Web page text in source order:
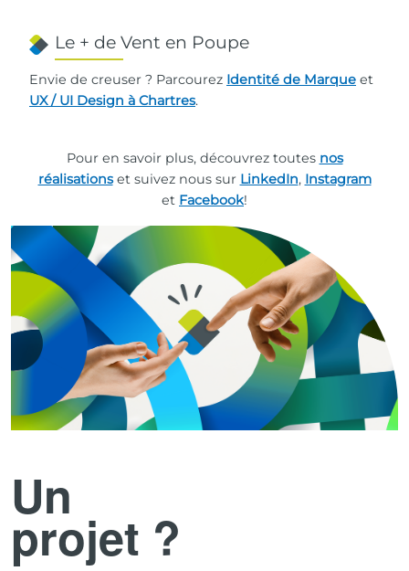
Le + de Vent en Poupe
Envie de creuser ? Parcourez Identité de Marque et
UX / UI Design à Chartres.
Pour en savoir plus, découvrez toutes nos
réalisationset suivez nous sur LinkedIn, Instagram
et Facebook!
Un
projet ?